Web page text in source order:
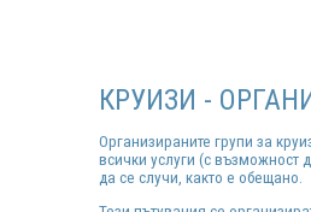
КРУИЗИ -
Организираните групи за
всички услуги (с възможност
да се случи, както е обещано.